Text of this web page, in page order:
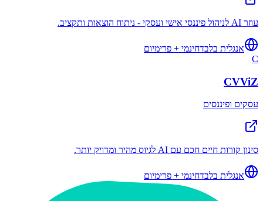
עוזר AI לניהול פיננסי אישי ועסקי - ניתוח הוצאות ותקציב.
אנגלית בלבדחינמי + פרימיום
C
CVViZ
עסקים ופיננסים
סינון קורות חיים חכם עם AI לגיוס מהיר ומדויק יותר.
אנגלית בלבדחינמי + פרימיום